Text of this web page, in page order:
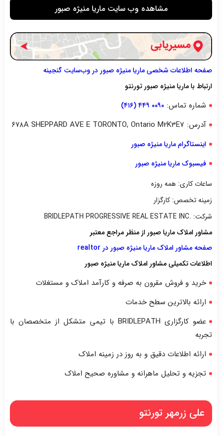
مشاهده وب سایت ماریا منیژه صبور
صفحه اطلاعات شخصی ماریا منیژه صبور در وب‌سایت گنجینه
ارتباط با ماریا منیژه صبور تورنتو
شماره تماس: ۰۰۹۰ ۴۴۹ (۴۱۶)
آدرس: ۶۷۸A SHEPPARD AVE E TORONTO, Ontario M2K3E7
اینستاگرام ماریا منیژه صبور
فیسبوک ماریا منیژه صبور
ساعات کاری: همه روزه
زمینه تخصص: کارگزار
شرکت: .BRIDLEPATH PROGRESSIVE REAL ESTATE INC
مشاور املاک ماریا صبور از منظر مراجع معتبر
صفحه مشاور املاک ماریا منیژه صبور در realtor
اطلاعات تکمیلی مشاور املاک ماریا منیژه صبور
خرید و فروش مقرون به صرفه و کارآمد املاک و مستغلات
ارائه بالاترین سطح خدمات
عضو کارگزاری BRIDLEPATH با تیمی متشکل از متخصصان با
تجربه
ارائه اطلاعات دقیق و به روز در زمینه املاک
تجزیه و تحلیل ماهرانه و مشاوره صحیح املاک
علی زرمهر تورنتو